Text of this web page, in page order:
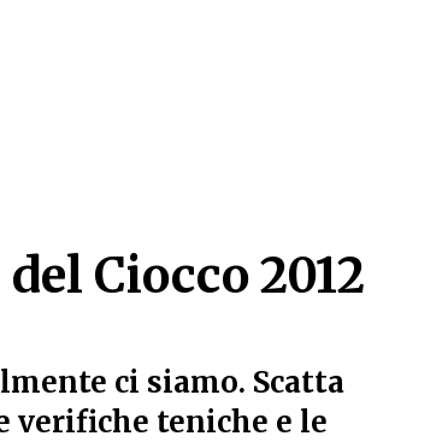
Ciocco 2012
Ciocco 2012
ci siamo. Scatta
verifiche teniche e le